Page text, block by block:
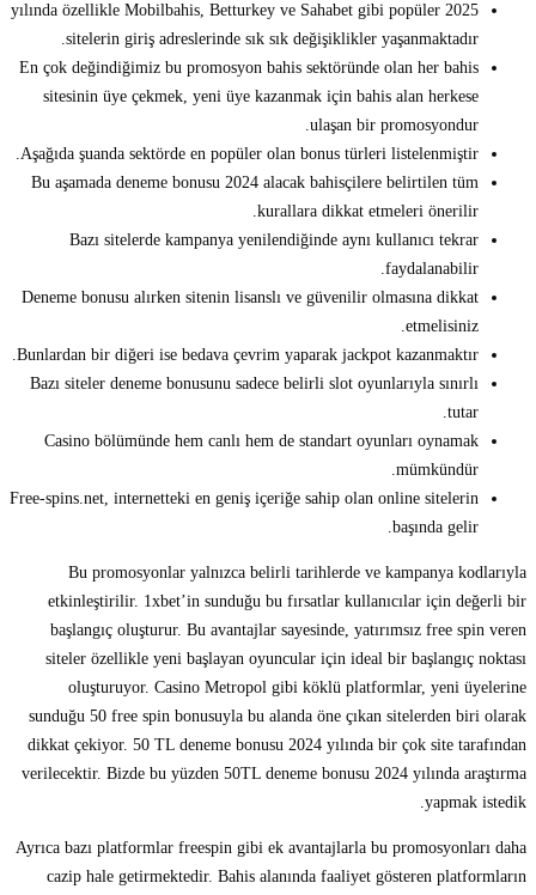
2025 yılında özellikle Mobilbahis, Betturkey ve Sahabet gibi popüler
sitelerin giriş adreslerinde sık sık değişiklikler yaşanmaktadır.
En çok değindiğimiz bu promosyon bahis sektöründe olan her bahis
sitesinin üye çekmek, yeni üye kazanmak için bahis alan herkese
ulaşan bir promosyondur.
Aşağıda şuanda sektörde en popüler olan bonus türleri listelenmiştir.
Bu aşamada deneme bonusu 2024 alacak bahisçilere belirtilen tüm
kurallara dikkat etmeleri önerilir.
Bazı sitelerde kampanya yenilendiğinde aynı kullanıcı tekrar
faydalanabilir.
Deneme bonusu alırken sitenin lisanslı ve güvenilir olmasına dikkat
etmelisiniz.
Bunlardan bir diğeri ise bedava çevrim yaparak jackpot kazanmaktır.
Bazı siteler deneme bonusunu sadece belirli slot oyunlarıyla sınırlı
tutar.
Casino bölümünde hem canlı hem de standart oyunları oynamak
mümkündür.
Free-spins.net, internetteki en geniş içeriğe sahip olan online sitelerin
başında gelir.
Bu promosyonlar yalnızca belirli tarihlerde ve kampanya kodlarıyla
etkinleştirilir. 1xbet’in sunduğu bu fırsatlar kullanıcılar için değerli bir
başlangıç oluşturur. Bu avantajlar sayesinde, yatırımsız free spin veren
siteler özellikle yeni başlayan oyuncular için ideal bir başlangıç noktası
oluşturuyor. Casino Metropol gibi köklü platformlar, yeni üyelerine
sunduğu 50 free spin bonusuyla bu alanda öne çıkan sitelerden biri olarak
dikkat çekiyor. 50 TL deneme bonusu 2024 yılında bir çok site tarafından
verilecektir. Bizde bu yüzden 50TL deneme bonusu 2024 yılında araştırma
yapmak istedik.
Ayrıca bazı platformlar freespin gibi ek avantajlarla bu promosyonları daha
cazip hale getirmektedir. Bahis alanında faaliyet gösteren platformların